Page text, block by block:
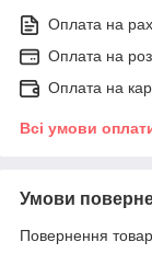
Оплата на
Оплата на
Оплата на
Всі умови
Умови
Повернення